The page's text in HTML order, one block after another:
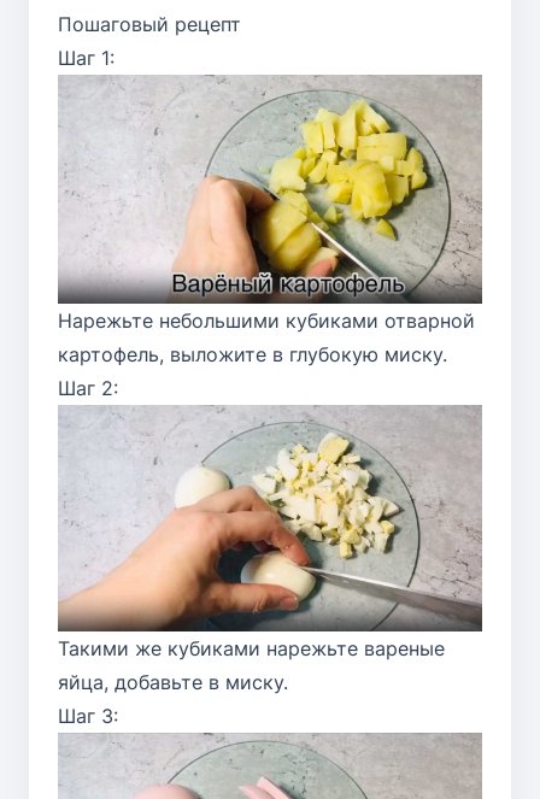
Пошаговый рецепт
Шаг 1:
Нарежьте небольшими кубиками отварной
картофель, выложите в глубокую миску.
Шаг 2:
Такими же кубиками нарежьте вареные
яйца, добавьте в миску.
Шаг 3: